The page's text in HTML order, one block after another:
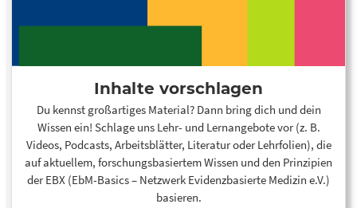
Inhalte vorschlagen
Du kennst großartiges Material? Dann bring dich und dein
Wissen ein! Schlage uns Lehr- und Lernangebote vor (z. B.
Videos, Podcasts, Arbeitsblätter, Literatur oder Lehrfolien), die
auf aktuellem, forschungsbasiertem Wissen und den Prinzipien
der EBX (EbM-Basics – Netzwerk Evidenzbasierte Medizin e.V.)
basieren.